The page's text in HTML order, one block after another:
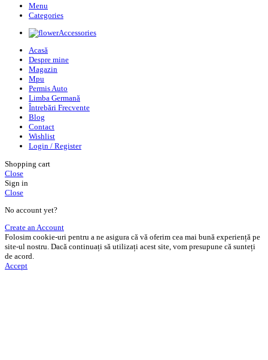
Menu
Categories
Accessories
Acasă
Despre mine
Magazin
Mpu
Permis Auto
Limba Germană
Întrebări Frecvente
Blog
Contact
Wishlist
Login / Register
Shopping cart
Close
Sign in
Close
No account yet?
Create an Account
Folosim cookie-uri pentru a ne asigura că vă oferim cea mai bună experiență pe
site-ul nostru. Dacă continuați să utilizați acest site, vom presupune că sunteți
de acord.
Accept